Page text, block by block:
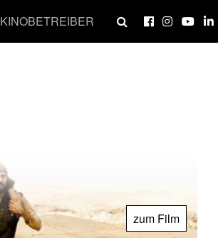
KINOBETREIBER
zum Film